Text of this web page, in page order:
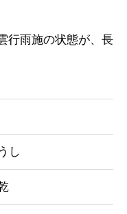
行雨施の状態が、長
し